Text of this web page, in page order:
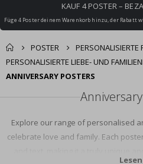
KAUF 4 POSTER –
Füge 4 Poster deinem Warenkorb hinzu, der Rabatt
POSTER
PERSONALISIERTE
PERSONALISIERTE LIEBE- UND
ANNIVERSARY POSTERS
Explore our range of personalised
celebrate love and family. Each